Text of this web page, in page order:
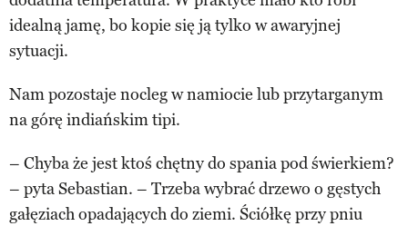
idealną jamę, bo kopie się ją tylko w awaryjnej
sytuacji.
Nam pozostaje nocleg w namiocie lub przytarganym
na górę indiańskim tipi.
– Chyba że jest ktoś chętny do spania pod świerkiem?
– pyta Sebastian. – Trzeba wybrać drzewo o gęstych
gałęziach opadających do ziemi. Ściółkę przy pniu